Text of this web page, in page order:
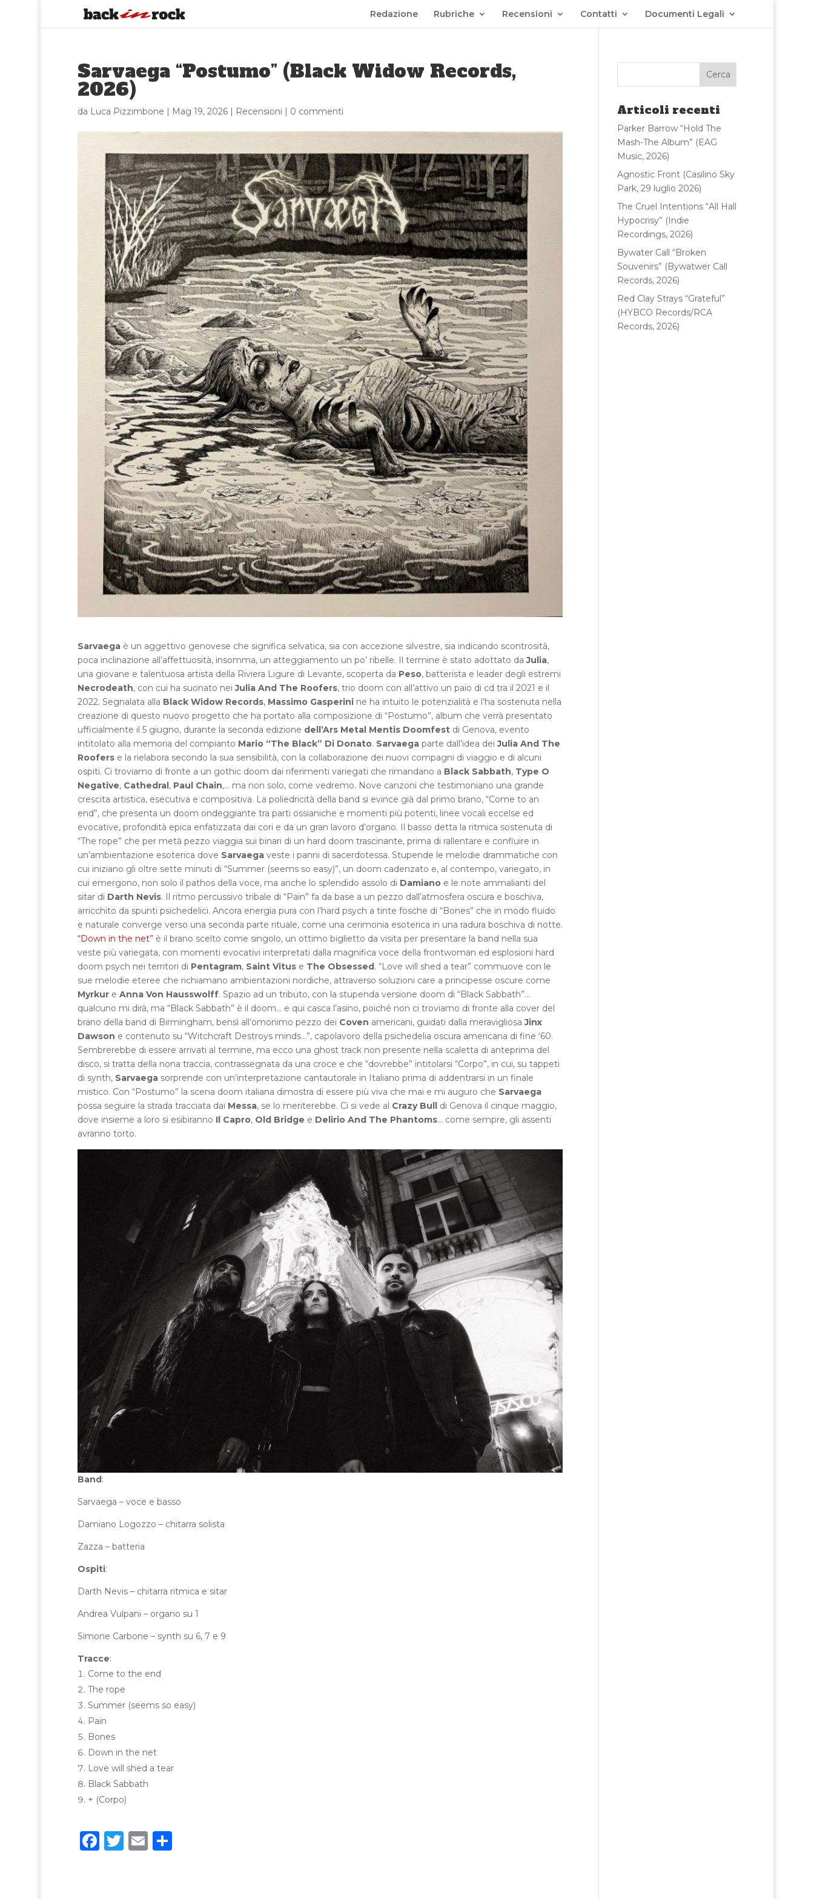
Redazione Rubriche Recensioni Contatti Documenti Legali
Sarvaega “Postumo” (Black Widow Records,
2026)
da Luca Pizzimbone | Mag 19, 2026| Recensioni | 0 commenti
Sarvaegaè un aggettivo genovese che significa selvatica, sia con accezione silvestre, sia indicando scontrosità,
poca inclinazione all’affettuosità, insomma, un atteggiamento un po’ ribelle. Il termine è stato adottato daJulia,
una giovane e talentuosa artista della Riviera Ligure di Levante, scoperta da Peso, batterista e leader degli estremi
Necrodeath, con cui ha suonato neiJulia And The Roofers, trio doom con all’attivo un paio di cd tra il 2021 e il
2022. Segnalata alla Black Widow Records, Massimo Gasperinine ha intuito le potenzialità e l’ha sostenuta nella
creazione di questo nuovo progetto che ha portato alla composizione di “Postumo”, album che verrà presentato
ufficialmente il 5 giugno, durante la seconda edizione dell’Ars Metal Mentis Doomfestdi Genova, evento
intitolato alla memoria del compianto Mario “The Black” Di Donato. Sarvaegaparte dall’idea deiJulia And The
Rooferse la rielabora secondo la sua sensibilità, con la collaborazione dei nuovi compagni di viaggio e di alcuni
ospiti. Ci troviamo di fronte a un gothic doom dai riferimenti variegati che rimandano a Black Sabbath, Type O
Negative, Cathedral, Paul Chain,… ma non solo, come vedremo. Nove canzoni che testimoniano una grande
crescita artistica, esecutiva e compositiva. La poliedricità della band si evince già dal primo brano, “Come to an
end”, che presenta un doom ondeggiante tra parti ossianiche e momenti più potenti, linee vocali eccelse ed
evocative, profondità epica enfatizzata dai cori e da un gran lavoro d’organo. Il basso detta la ritmica sostenuta di
“The rope” che per metà pezzo viaggia sui binari di un hard doom trascinante, prima di rallentare e confluire in
un’ambientazione esoterica dove Sarvaegaveste i panni di sacerdotessa. Stupende le melodie drammatiche con
cui iniziano gli oltre sette minuti di “Summer (seems so easy)”, un doom cadenzato e, al contempo, variegato, in
cui emergono, non solo il pathos della voce, ma anche lo splendido assolo di Damianoe le note ammalianti del
sitar di Darth Nevis. Il ritmo percussivo tribale di “Pain” fa da base a un pezzo dall’atmosfera oscura e boschiva,
arricchito da spunti psichedelici. Ancora energia pura con l’hard psych a tinte fosche di “Bones” che in modo fluido
e naturale converge verso una seconda parte rituale, come una cerimonia esoterica in una radura boschiva di notte.
“Down in the net” è il brano scelto come singolo, un ottimo biglietto da visita per presentare la band nella sua
veste più variegata, con momenti evocativi interpretati dalla magnifica voce della frontwoman ed esplosioni hard
doom psych nei territori di Pentagram, Saint Vituse The Obsessed. “Love will shed a tear” commuove con le
sue melodie eteree che richiamano ambientazioni nordiche, attraverso soluzioni care a principesse oscure come
Myrkure Anna Von Hausswolff. Spazio ad un tributo, con la stupenda versione doom di “Black Sabbath”…
qualcuno mi dirà, ma “Black Sabbath” è il doom… e qui casca l’asino, poiché non ci troviamo di fronte alla cover del
brano della band di Birmingham, bensì all’omonimo pezzo dei Coven americani, guidati dalla meravigliosaJinx
Dawson e contenuto su “Witchcraft Destroys minds…”, capolavoro della psichedelia oscura americana di fine ‘60.
Sembrerebbe di essere arrivati al termine, ma ecco una ghost track non presente nella scaletta di anteprima del
disco, si tratta della nona traccia, contrassegnata da una croce e che “dovrebbe” intitolarsi “Corpo”, in cui, su tappeti
di synth, Sarvaegasorprende con un’interpretazione cantautorale in Italiano prima di addentrarsi in un finale
mistico. Con “Postumo” la scena doom italiana dimostra di essere più viva che mai e mi auguro che Sarvaega
possa seguire la strada tracciata dai Messa, se lo meriterebbe. Ci si vede al Crazy Bulldi Genova il cinque maggio,
dove insieme a loro si esibiranno Il Capro, Old Bridge e Delirio And The Phantoms… come sempre, gli assenti
avranno torto.
Band:
Sarvaega – voce e basso
Damiano Logozzo – chitarra solista
Zazza – batteria
Ospiti:
Darth Nevis – chitarra ritmica e sitar
Andrea Vulpani – organo su 1
Simone Carbone – synth su 6, 7 e 9
Tracce:
Come to the end
The rope
Summer (seems so easy)
Pain
Bones
Down in the net
Love will shed a tear
Black Sabbath
+ (Corpo)
F T E C
Articoli recenti
Parker Barrow “Hold The
Mash-The Album” (EAG
Music, 2026)
Agnostic Front (Casilino Sky
Park, 29 luglio 2026)
The Cruel Intentions “All Hall
Hypocrisy” (Indie
Recordings, 2026)
Bywater Call “Broken
Souvenirs” (Bywatwer Call
Records, 2026)
Red Clay Strays “Grateful”
(HYBCO Records/RCA
Records, 2026)